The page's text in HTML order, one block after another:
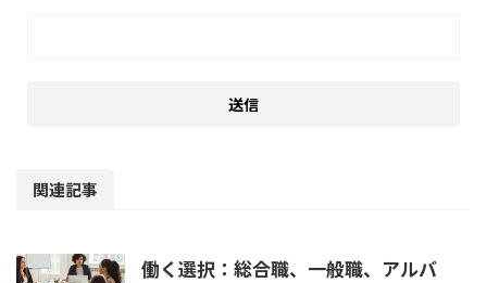
関連記事
働く選択：総合職、一般職、アルバ